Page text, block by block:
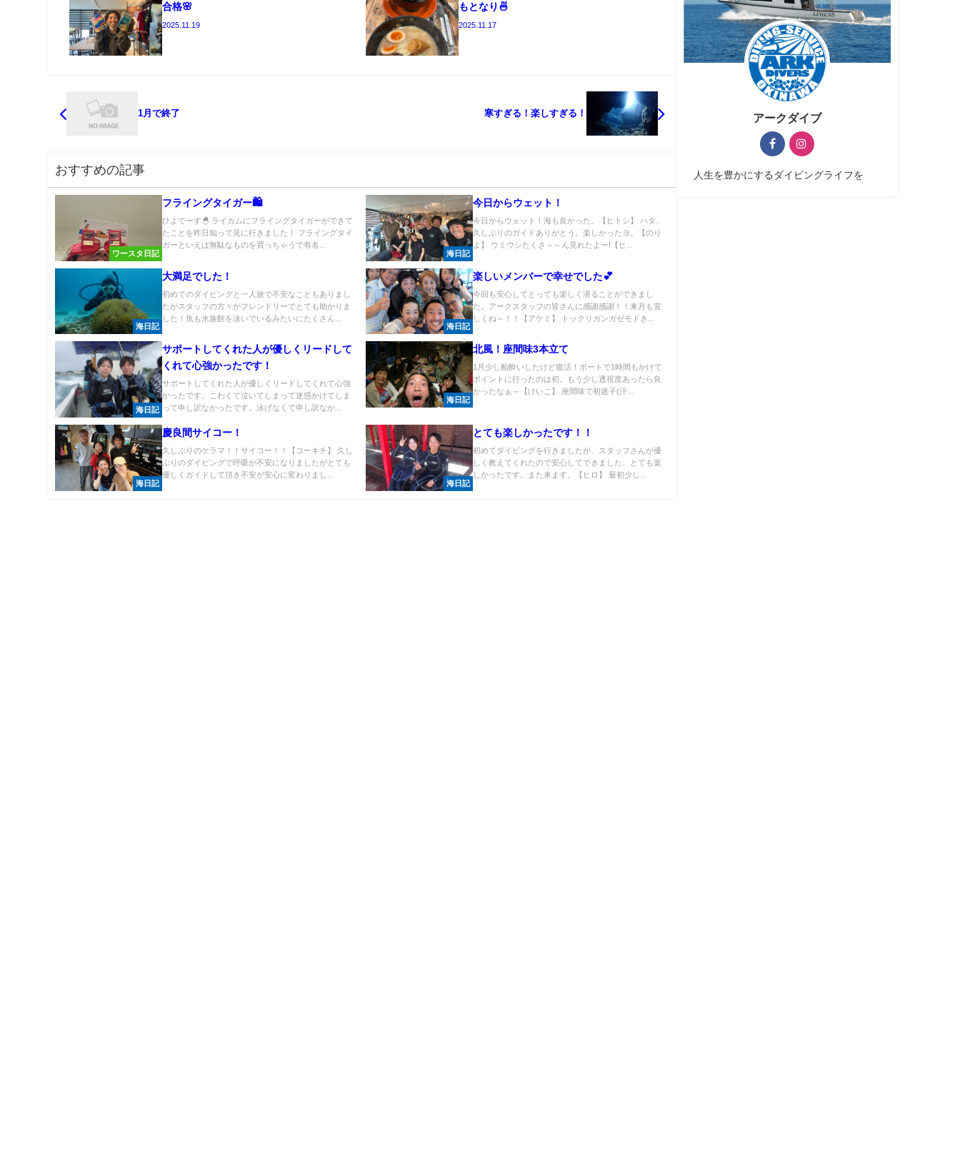
合格🌸
2025.11.19
もとなり🍜
2025.11.17
1月で終了 寒すぎる！楽しすぎる！
おすすめの記事
ワースタ日記
フライングタイガー🛍️
ひよでーす🐣 ライカムにフライングタイガーができて
たことを昨日知って見に行きました！ フライングタイ
ガーといえば無駄なものを買っちゃうで有名...
海日記
今日からウェット！
今日からウェット！海も良かった。【ヒトシ】 ハタ、
久しぶりのガイドありがとう。楽しかったヨ。【のり
よ】 ウミウシたくさ～～ん見れたよー!【ヒ...
海日記
大満足でした！
初めてのダイビングと一人旅で不安なこともありまし
たがスタッフの方々がフレンドリーでとても助かりま
した！魚も水族館を泳いでいるみたいにたくさん...
海日記
楽しいメンバーで幸せでした💕
今回も安心してとっても楽しく潜ることができまし
た。アークスタッフの皆さんに感謝感謝！！来月も宜
しくね～！！【アケミ】 トックリガンガゼモドき...
海日記
サポートしてくれた人が優しくリードして
くれて心強かったです！
サポートしてくれた人が優しくリードしてくれて心強
かったです。こわくて泣いてしまって迷惑かけてしま
って申し訳なかったです。泳げなくて申し訳なか...
海日記
北風！座間味3本立て
1月少し船酔いしたけど復活！ボートで1時間もかけて
ポイントに行ったのは初。もう少し透視度あったら良
かったなぁ～【けいこ】 座間味で初迷子(汗...
海日記
慶良間サイコー！
久しぶりのケラマ！！サイコー！！【コーキチ】 久し
ぶりのダイビングで呼吸が不安になりましたがとても
優しくガイドして頂き不安が安心に変わりまし...
海日記
とても楽しかったです！！
初めてダイビングを行きましたが、スタッフさんが優
しく教えてくれたので安心してできました。とても楽
しかったです。また来ます。【ヒロ】 最初少し...
アークダイブ
人生を豊かにするダイビングライフを